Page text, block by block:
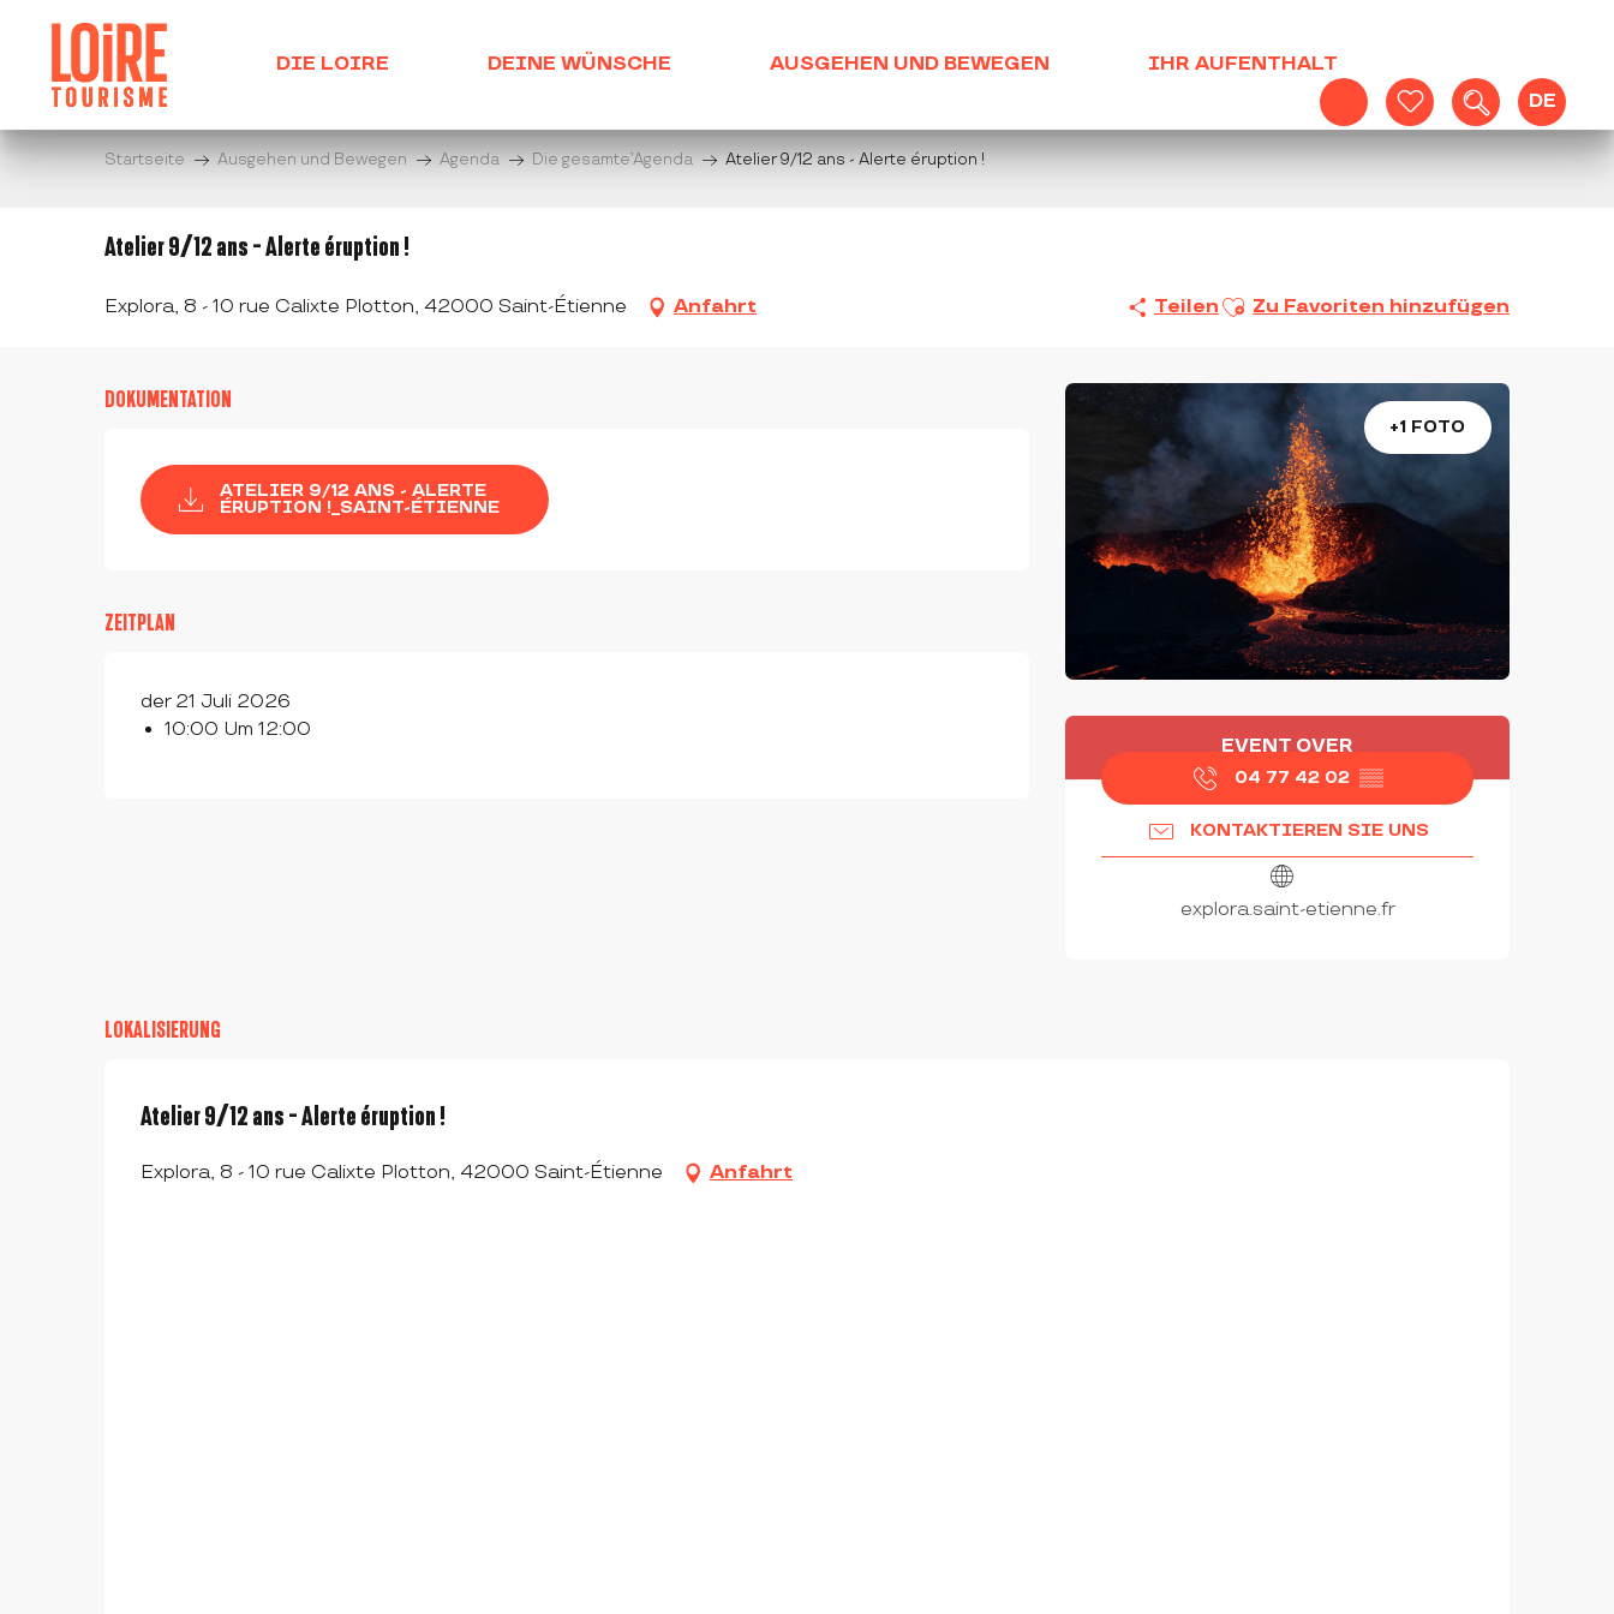
contenu
principal
Voir les favoris
Suche
DE
DIE LOIRE DEINE WÜNSCHE AUSGEHEN UND BEWEGEN IHR AUFENTHALT
Startseite Ausgehen und Bewegen Agenda Die gesamte’Agenda Atelier 9/12 ans - Alerte éruption !
Atelier 9/12 ans - Alerte éruption !
Explora, 8 - 10 rue Calixte Plotton, 42000 Saint-Étienne Anfahrt Teilen Ajouter aux favoris
Zu Favoriten hinzufügen
+1 FOTO
ÖFFNUNGSZEITEN &
EVENT OVER
04 77 42 02 ▒▒
KONTAKTIEREN SIE UNS
explora.saint-etienne.fr
DOKUMENTATION
ATELIER 9/12 ANS - ALERTE
ÉRUPTION !_SAINT-ÉTIENNE
ZEITPLAN
der 21 Juli 2026
10:00 Um 12:00
LOKALISIERUNG
Atelier 9/12 ans - Alerte éruption !
Explora, 8 - 10 rue Calixte Plotton, 42000 Saint-Étienne Anfahrt